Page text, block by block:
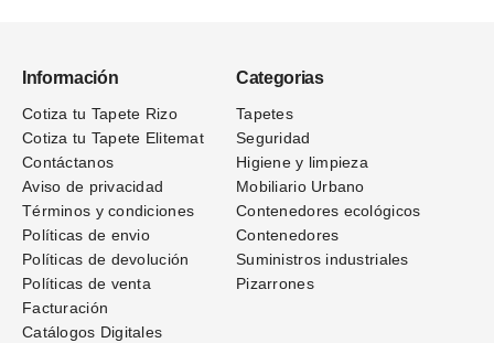
Información
Cotiza tu Tapete Rizo
Cotiza tu Tapete Elitemat
Contáctanos
Aviso de privacidad
Términos y condiciones
Políticas de envio
Políticas de devolución
Políticas de venta
Facturación
Catálogos Digitales
Categorias
Tapetes
Seguridad
Higiene y limpieza
Mobiliario Urbano
Contenedores ecológicos
Contenedores
Suministros industriales
Pizarrones